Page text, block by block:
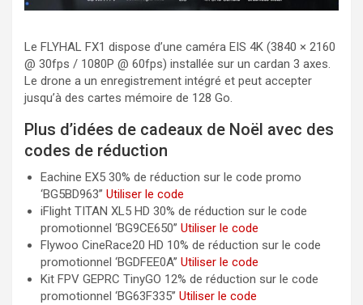
Le FLYHAL FX1 dispose d’une caméra EIS 4K (3840 × 2160
@ 30fps / 1080P @ 60fps) installée sur un cardan 3 axes.
Le drone a un enregistrement intégré et peut accepter
jusqu’à des cartes mémoire de 128 Go.
Plus d’idées de cadeaux de Noël avec des
codes de réduction
Eachine EX5 30% de réduction sur le code promo
‘BG5BD963’’ Utiliser le code
iFlight TITAN XL5 HD 30% de réduction sur le code
promotionnel ‘BG9CE650’’ Utiliser le code
Flywoo CineRace20 HD 10% de réduction sur le code
promotionnel ‘BGDFEE0A’’ Utiliser le code
Kit FPV GEPRC TinyGO 12% de réduction sur le code
promotionnel ‘BG63F335’’ Utiliser le code